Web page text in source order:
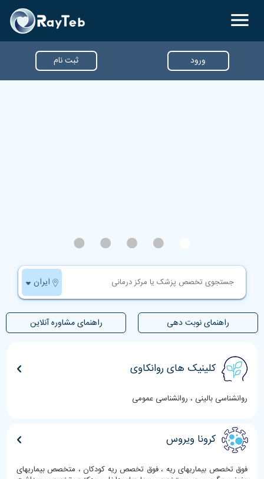
ورود ثبت نام
ایران
راهنمای نوبت دهی راهنمای مشاوره آنلاین
کلینیک های روانکاوی
روانشناسی بالینی ، روانشناسی عمومی
کرونا ویروس
فوق تخصص بیماریهای ریه ، فوق تخصص ریه کودکان ، متخصص بیماریهای